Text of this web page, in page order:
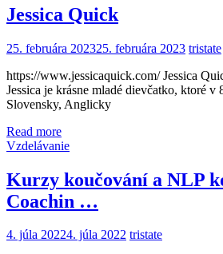
Jessica Quick
25. februára 202325. februára 2023 tristate
https://www.jessicaquick.com/ Jessica
Jessica je krásne mladé dievčatko, ktoré
Slovensky, Anglicky
Read more
Vzdelávanie
Kurzy koučování a NLP
Coachin …
4. júla 20224. júla 2022 tristate